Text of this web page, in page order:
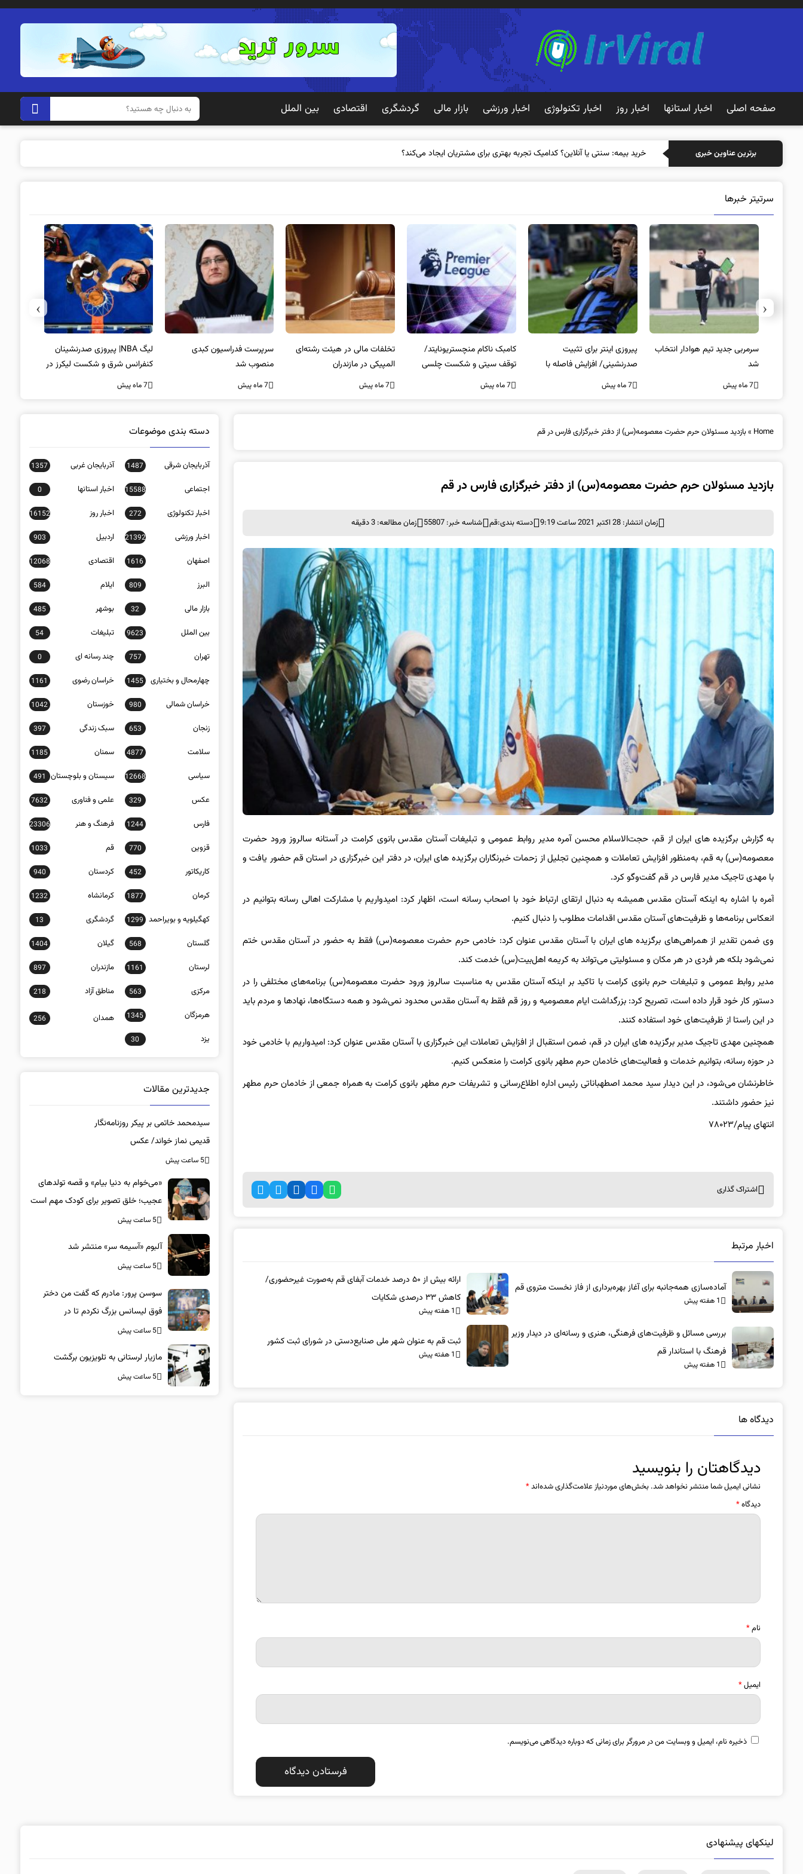
صفحه اصلی اخبار استانها اخبار روز اخبار تکنولوژی اخبار ورزشی بازار مالی گردشگری اقتصادی بین الملل
برترین عناوین خبری خرید بیمه:
سرتیتر خبرها
سرمربی جدید تیم هوادار انتخاب
شد
7 ماه پیش
پیروزی اینتر برای تثبیت
صدرنشینی/ افزایش فاصله با
ناپولی
7 ماه پیش
کامبک ناکام منچستریونایتد/
توقف سیتی و شکست چلسی
7 ماه پیش
تخلفات مالی در هیئت رشته‌ای
المپیکی در مازندران
7 ماه پیش
سرپرست فدراسیون کبدی
منصوب شد
7 ماه پیش
لیگ NBA| پیروزی صدرنشینان
کنفرانس شرق و شکست لیکرز در
غیاب جیمز
7 ماه پیش
‹
›
Home
»بازدید مسئولان حرم حضرت معصومه(س) از دفتر خبرگزاری فارس در قم
بازدید مسئولان حرم حضرت معصومه(س) از دفتر خبرگزاری فارس در قم
زمان انتشار: 28 اکتبر 2021 ساعت 9:19 دسته بندی:قم شناسه خبر: 55807 زمان مطالعه: 3 دقیقه
به گزارش برگزیده های ایران از قم، حجت‌الاسلام محسن آمره مدیر روابط عمومی و تبلیغات آستان مقدس بانوی کرامت در آستانه سالروز ورود حضرت
معصومه(س) به قم، به‌منظور افزایش تعاملات و همچنین تجلیل از زحمات خبرنگاران برگزیده های ایران، در دفتر این خبرگزاری در استان قم حضور یافت و
با مهدی تاجیک مدیر فارس در قم گفت‌وگو کرد.
آمره با اشاره به اینکه آستان مقدس همیشه به دنبال ارتقای ارتباط خود با اصحاب رسانه است، اظهار کرد: امیدواریم با مشارکت اهالی رسانه بتوانیم در
انعکاس برنامه‌ها و ظرفیت‌های آستان مقدس اقدامات مطلوب را دنبال کنیم.
وی ضمن تقدیر از همراهی‌های برگزیده های ایران با آستان مقدس عنوان کرد: خادمی حرم حضرت معصومه(س) فقط به حضور در آستان مقدس ختم
نمی‌شود بلکه هر فردی در هر مکان و مسئولیتی می‌تواند به کریمه اهل‌بیت(س) خدمت کند.
مدیر روابط عمومی و تبلیغات حرم بانوی کرامت با تاکید بر اینکه آستان مقدس به مناسبت سالروز ورود حضرت معصومه(س) برنامه‌های مختلفی را در
دستور کار خود قرار داده است، تصریح کرد: بزرگداشت ایام معصومیه و روز قم فقط به آستان مقدس محدود نمی‌شود و همه دستگاه‌ها، نهاد‌ها و مردم باید
در این راستا از ظرفیت‌های خود استفاده کنند.
همچنین مهدی تاجیک مدیر برگزیده های ایران در قم، ضمن استقبال از افزایش تعاملات این خبرگزاری با آستان مقدس عنوان کرد: امیدواریم با خادمی خود
در حوزه رسانه، بتوانیم خدمات و فعالیت‌های خادمان حرم مطهر بانوی کرامت را منعکس کنیم.
خاطرنشان می‌شود، در این دیدار سید محمد اصطهباناتی رئیس اداره اطلاع‌رسانی و تشریفات حرم مطهر بانوی کرامت به همراه جمعی از خادمان حرم مطهر
نیز حضور داشتند.
انتهای پیام/۷۸۰۲۳
اشتراک گذاری
اخبار مرتبط
آماده‌سازی همه‌جانبه برای آغاز بهره‌برداری از فاز نخست متروی قم
1 هفته پیش
ارائه بیش از ۵۰ درصد خدمات آبفای قم به‌صورت غیرحضوری/
کاهش ۳۳ درصدی شکایات
1 هفته پیش
بررسی مسائل و ظرفیت‌های فرهنگی، هنری و رسانه‌ای در دیدار وزیر
فرهنگ با استاندار قم
1 هفته پیش
ثبت قم به عنوان شهر ملی صنایع‌دستی در شورای ثبت کشور
1 هفته پیش
دیدگاه ها
دیدگاهتان را بنویسید
نشانی ایمیل شما منتشر نخواهد شد. بخش‌های موردنیاز علامت‌گذاری شده‌اند*
دیدگاه*
نام*
ایمیل*
ذخیره نام، ایمیل و وبسایت من در مرورگر برای زمانی که دوباره دیدگاهی می‌نویسم.
دسته بندی موضوعات
آذربایجان شرقی 1487 آذربایجان غربی 1357
اجتماعی 15588 اخبار استانها 0
اخبار تکنولوژی 272 اخبار روز 16152
اخبار ورزشی 21392 اردبیل 903
اصفهان 1616 اقتصادی 12068
البرز 809 ایلام 584
بازار مالی 32 بوشهر 485
بین الملل 9623 تبلیغات 54
تهران 757 چند رسانه ای 0
چهارمحال و بختیاری 1455 خراسان رضوی 1161
خراسان شمالی 980 خوزستان 1042
زنجان 653 سبک زندگی 397
سلامت 4877 سمنان 1185
سیاسی 12668 سیستان و بلوچستان 491
عکس 329 علمی و فناوری 7632
فارس 1244 فرهنگ و هنر 23306
قزوین 770 قم 1033
کاریکاتور 452 کردستان 940
کرمان 1877 کرمانشاه 1232
کهگیلویه و بویراحمد 1299 گردشگری 13
گلستان 568 گیلان 1404
لرستان 1161 مازندران 897
مرکزی 563 مناطق آزاد 218
هرمزگان 1345 همدان 256
یزد 30
جدیدترین مقالات
سیدمحمد خاتمی بر پیکر روزنامه‌نگار
قدیمی نماز خواند/ عکس
5 ساعت پیش
«می‌خوام به دنیا بیام» و قصه تولدهای
عجیب؛ خلق تصویر برای کودک مهم است
5 ساعت پیش
آلبوم «آسیمه سر» منتشر شد
5 ساعت پیش
سوسن پرور: مادرم که گفت من دختر
فوق‌ لیسانس بزرگ نکردم تا در
پیتزافروشی کار کند! صدای شکستن
5 ساعت پیش
مازیار لرستانی به تلویزیون برگشت
5 ساعت پیش
لینکهای پیشنهادی